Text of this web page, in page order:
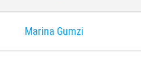
Marina Gumzi